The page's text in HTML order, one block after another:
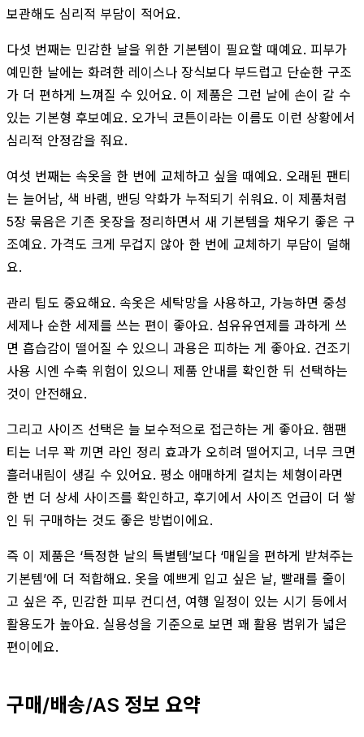
보관해도 심리적 부담이 적어요.
다섯 번째는 민감한 날을 위한 기본템이 필요할 때예요. 피부가
예민한 날에는 화려한 레이스나 장식보다 부드럽고 단순한 구조
가 더 편하게 느껴질 수 있어요. 이 제품은 그런 날에 손이 갈 수
있는 기본형 후보예요. 오가닉 코튼이라는 이름도 이런 상황에서
심리적 안정감을 줘요.
여섯 번째는 속옷을 한 번에 교체하고 싶을 때예요. 오래된 팬티
는 늘어남, 색 바램, 밴딩 약화가 누적되기 쉬워요. 이 제품처럼
5장 묶음은 기존 옷장을 정리하면서 새 기본템을 채우기 좋은 구
조예요. 가격도 크게 무겁지 않아 한 번에 교체하기 부담이 덜해
요.
관리 팁도 중요해요. 속옷은 세탁망을 사용하고, 가능하면 중성
세제나 순한 세제를 쓰는 편이 좋아요. 섬유유연제를 과하게 쓰
면 흡습감이 떨어질 수 있으니 과용은 피하는 게 좋아요. 건조기
사용 시엔 수축 위험이 있으니 제품 안내를 확인한 뒤 선택하는
것이 안전해요.
그리고 사이즈 선택은 늘 보수적으로 접근하는 게 좋아요. 햄팬
티는 너무 꽉 끼면 라인 정리 효과가 오히려 떨어지고, 너무 크면
흘러내림이 생길 수 있어요. 평소 애매하게 걸치는 체형이라면
한 번 더 상세 사이즈를 확인하고, 후기에서 사이즈 언급이 더 쌓
인 뒤 구매하는 것도 좋은 방법이에요.
즉 이 제품은 ‘특정한 날의 특별템’보다 ‘매일을 편하게 받쳐주는
기본템’에 더 적합해요. 옷을 예쁘게 입고 싶은 날, 빨래를 줄이
고 싶은 주, 민감한 피부 컨디션, 여행 일정이 있는 시기 등에서
활용도가 높아요. 실용성을 기준으로 보면 꽤 활용 범위가 넓은
편이에요.
구매/배송/AS 정보 요약